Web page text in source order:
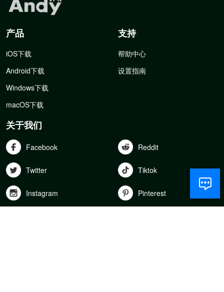
产品
iOS下载
Android下载
Windows下载
macOS下载
支持
帮助中心
设置指南
关于我们
Facebook Reddit
Twitter Tiktok
Instagram Pinterest